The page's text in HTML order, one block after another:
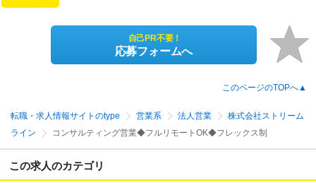
自己PR不要！
応募フォームへ
このページのTOPへ▲
転職・求人情報サイトのtype 営業系 法人営業
株式会社ストリーム
ライン
コンサルティング営業◆フルリモートOK◆フレックス制
この求人のカテゴリ